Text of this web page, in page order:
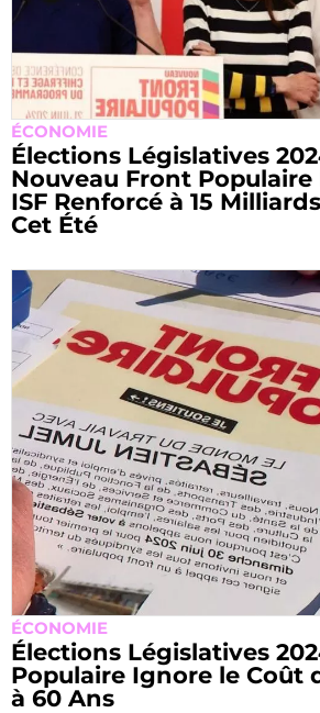
ÉCONOMIE
Élections Législatives
Nouveau Front Populaire
ISF Renforcé à 15
Cet Été
ÉCONOMIE
Élections Législatives
Populaire Ignore le Coût
à 60 Ans